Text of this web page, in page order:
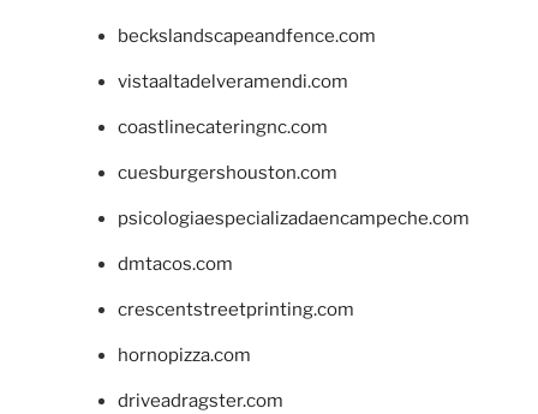
beckslandscapeandfence.com
vistaaltadelveramendi.com
coastlinecateringnc.com
cuesburgershouston.com
psicologiaespecializadaencampeche.com
dmtacos.com
crescentstreetprinting.com
hornopizza.com
driveadragster.com